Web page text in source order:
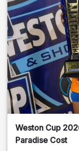
Weston Cup
Paradise Cost